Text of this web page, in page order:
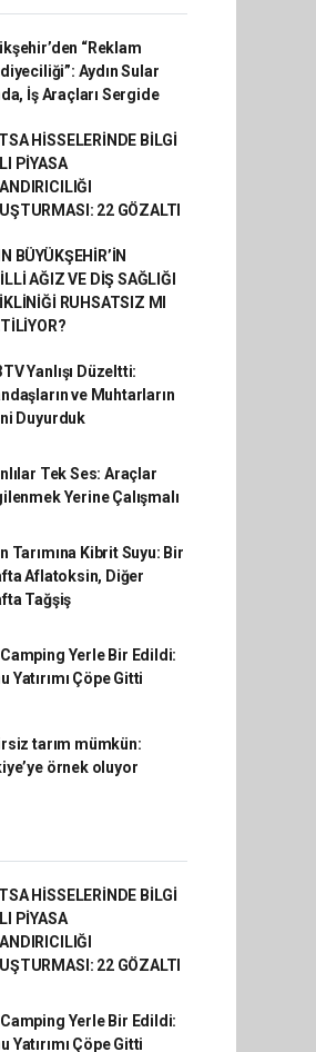
“Reklam
Aydın Sular
İş Araçları Sergide
HİSSELERİNDE BİLGİ
PİYASA
22 GÖZALTI
BÜYÜKŞEHİR’İN
AĞIZ VE DİŞ SAĞLIĞI
RUHSATSIZ MI
Yanlışı Düzeltti:
ve Muhtarların
Duyurduk
Tek Ses: Araçlar
Yerine Çalışmalı
Tarımına Kibrit Suyu: Bir
Aflatoksin, Diğer
Tağşiş
Yerle Bir Edildi:
Yatırımı Çöpe Gitti
tarım mümkün:
örnek oluyor
HİSSELERİNDE BİLGİ
PİYASA
22 GÖZALTI
Yerle Bir Edildi:
Yatırımı Çöpe Gitti